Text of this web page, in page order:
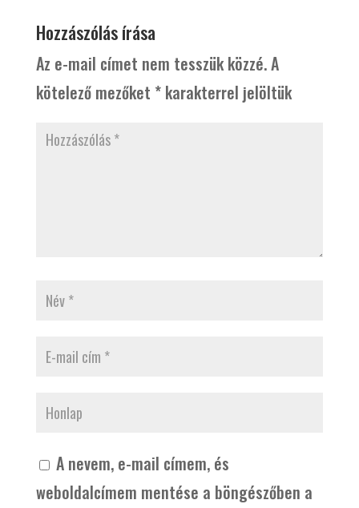
Hozzászólás írása
Az e-mail címet nem tesszük közzé.A
kötelező mezőket *karakterrel jelöltük
A nevem, e-mail címem, és
weboldalcímem mentése a böngészőben a